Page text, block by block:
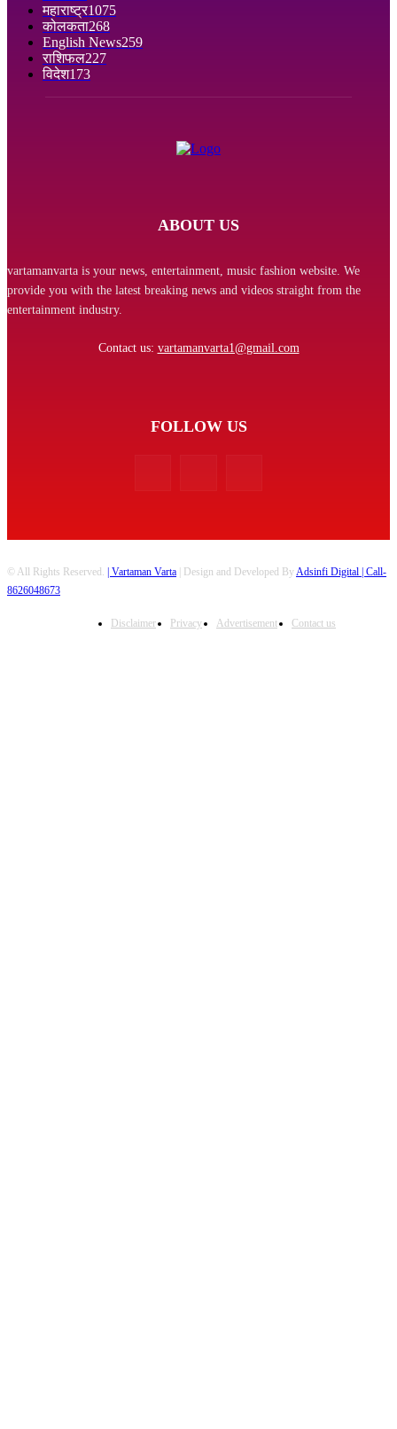
महाराष्ट्र1075
कोलकता268
English News259
राशिफल227
विदेश173
ABOUT US
vartamanvarta is your news, entertainment, music fashion website. We
provide you with the latest breaking news and videos straight from the
entertainment industry.
Contact us: vartamanvarta1@gmail.com
FOLLOW US
© All Rights Reserved. | Vartaman Varta | Design and Developed ByAdsinfi Digital | Call-
8626048673
Disclaimer Privacy Advertisement Contact us